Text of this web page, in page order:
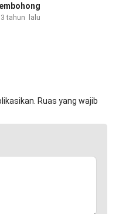
3 tahun lalu
Ruas yang wajib